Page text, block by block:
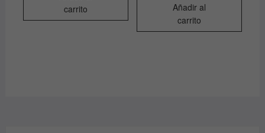
de
carrito
Añadir al
carrito